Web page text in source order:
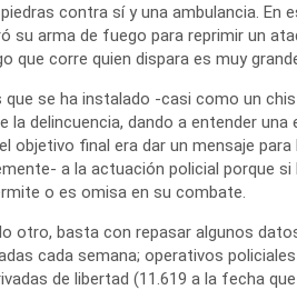
contra sí y una ambulancia. En
su arma de fuego para reprimir un
que corre quien dispara es muy
se ha instalado -casi como un
la delincuencia, dando a entender
objetivo final era dar un mensaje
a la actuación policial porque
o es omisa en su combate.
otro, basta con repasar algunos
cada semana; operativos
de libertad (11.619 a la fecha